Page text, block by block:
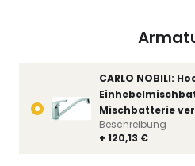
CARLO NOBILI:
Mischbatterie
+ 120,13 €
Beschreibung